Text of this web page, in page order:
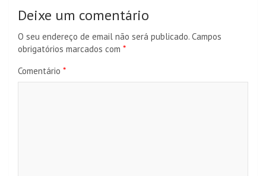
Deixe um comentário
O seu endereço de email não será publicado. Campos
obrigatórios marcados com *
Comentário *